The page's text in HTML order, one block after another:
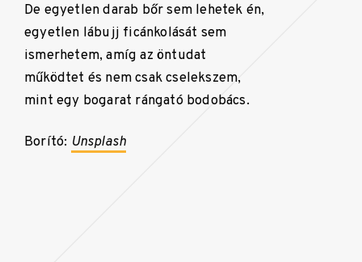
De egyetlen darab bőr sem lehetek én,
egyetlen lábujj ficánkolását sem
ismerhetem, amíg az öntudat
működtet és nem csak cselekszem,
mint egy bogarat rángató bodobács.
Borító: Unsplash